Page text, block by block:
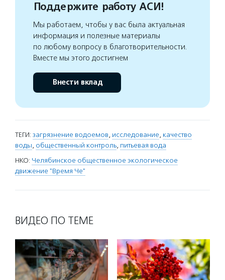
Поддержите работу АСИ!
Мы работаем, чтобы у вас была актуальная
информация и полезные материалы
по любому вопросу в благотворительности.
Вместе мы этого достигнем
Внести вклад
ТЕГИ: загрязнение водоемов, исследование, качество
воды, общественный контроль, питьевая вода
НКО: Челябинское общественное экологическое
движение "Время Че"
ВИДЕО ПО ТЕМЕ